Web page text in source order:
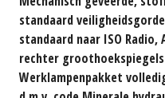
standaard
standaard naar ISO Radio,
rechter groothoekspiegels
Werklampenpakket